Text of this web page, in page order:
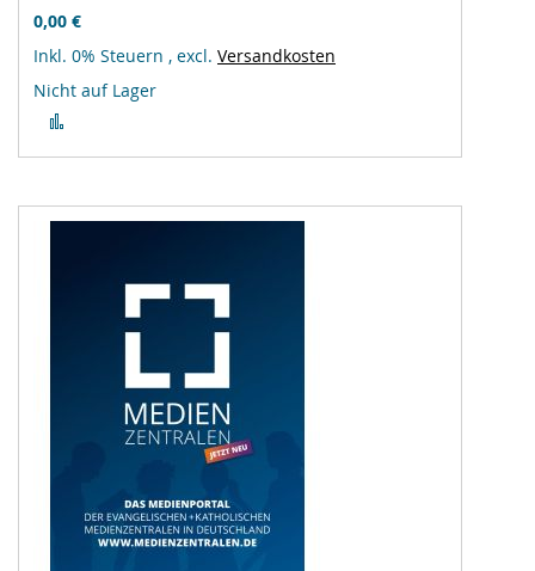
0,00 €
Inkl. 0% Steuern , excl. Versandkosten
Nicht auf Lager
hinzufügen